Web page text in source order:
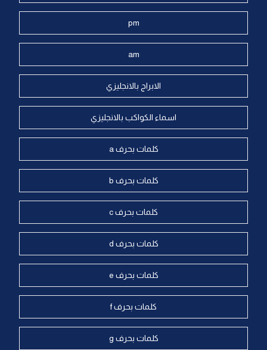
pm
am
الابراج بالانجليزي
اسماء الكواكب بالانجليزي
كلمات بحرف a
كلمات بحرف b
كلمات بحرف c
كلمات بحرف d
كلمات بحرف e
كلمات بحرف f
كلمات بحرف g